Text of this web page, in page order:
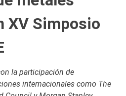
XV Simposio
la participación de
internacionales como The